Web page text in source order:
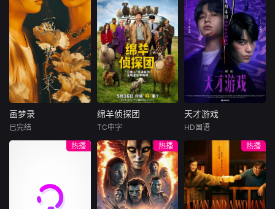
背叛，同时谁也无
法忘记那些美好的
时光。
天才，是冷兵器时
代最锋利的刃，是
君王手中最沉重的
那张王牌。当王朝
倾覆、山河破碎之
际，是他们在马背
上撑起了将倾的天
穹。然而，当硝烟
散尽，当他们卸下
一身铠甲
华的传记纪录片，
项目以真实史料为
根基，采用艺术化
讲述方式，运用古
代美学镜头，展现
8位享有较高声誉
的古代才女的风华
一生。
罪，为将其引渡回
国，中方海外追逃
组长谭浩天与当地
警方合作，寻找掌
握犯罪证据的证人
芦莉，在芦莉生死
危急时，不惜生命
相救，争取到芦莉
自首，揭穿陈一武
的假身份，完成海
外追逃任
画梦录
许雁真，意外与身
陷危局的融汇银行
画梦录
已完结
绵羊侦探团
尼可拉斯·博朗
尼古拉斯·加利齐纳
牧羊人乔治
（休·杰克曼饰）最
爱给羊群读侦探小
绵羊侦探团
TC中字
天才游戏
李蔓瑄
穷途末路的天才少
年刘全龙（彭昱畅
饰），被偏执富家
公子陈伦（丁禹兮
天才游戏
HD国语
热播
热播 热播